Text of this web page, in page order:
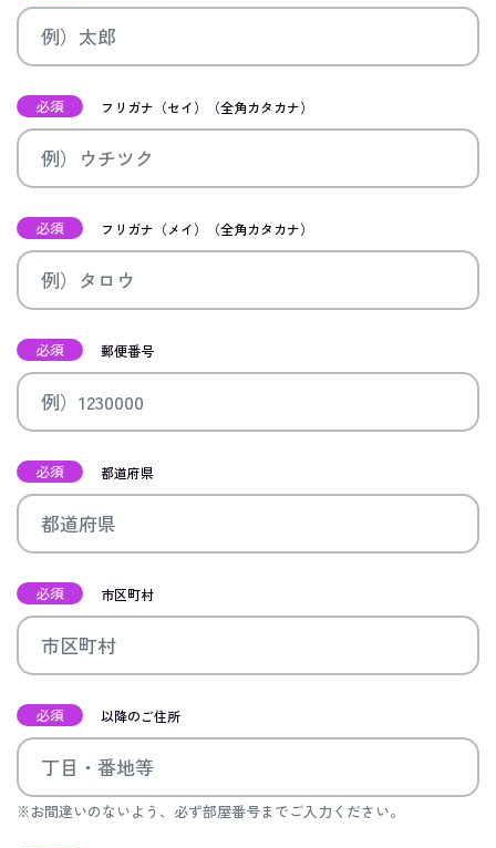
必須 フリガナ（セイ）（全角カタカナ）
必須 フリガナ（メイ）（全角カタカナ）
必須 郵便番号
必須 都道府県
必須 市区町村
必須 以降のご住所
※お間違いのないよう、必ず部屋番号までご入力ください。